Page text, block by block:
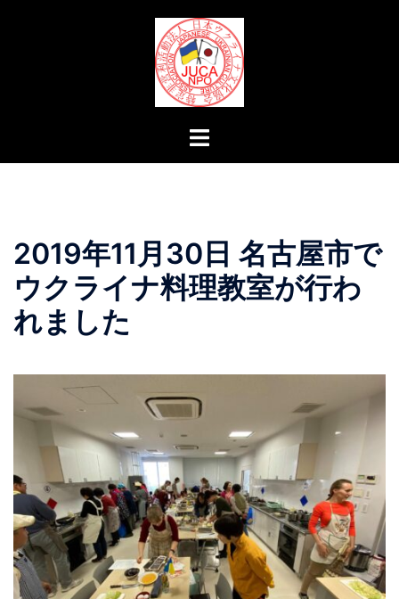
ト
ュ
ー
2019年11月30日 名古屋市で
ウクライナ料理教室が行わ
れました